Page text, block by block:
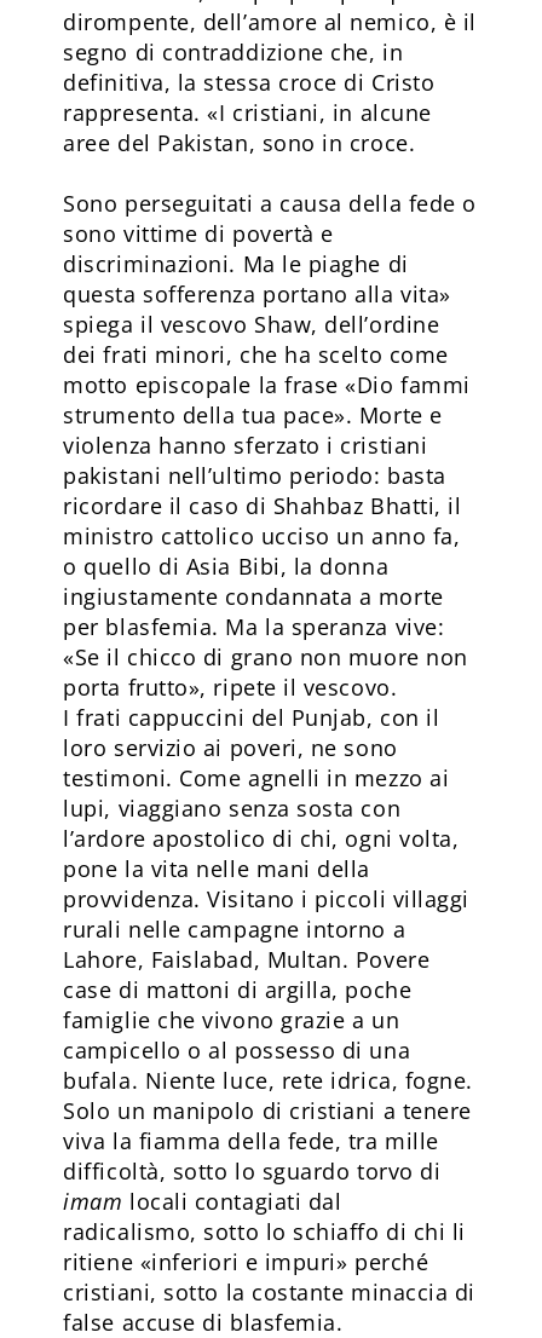
dirompente, dell’amore al nemico, è il
segno di contraddizione che, in
definitiva, la stessa croce di Cristo
rappresenta. «I cristiani, in alcune
aree del Pakistan, sono in croce.
Sono perseguitati a causa della fede o
sono vittime di povertà e
discriminazioni. Ma le piaghe di
questa sofferenza portano alla vita»
spiega il vescovo Shaw, dell’ordine
dei frati minori, che ha scelto come
motto episcopale la frase «Dio fammi
strumento della tua pace». Morte e
violenza hanno sferzato i cristiani
pakistani nell’ultimo periodo: basta
ricordare il caso di Shahbaz Bhatti, il
ministro cattolico ucciso un anno fa,
o quello di Asia Bibi, la donna
ingiustamente condannata a morte
per blasfemia. Ma la speranza vive:
«Se il chicco di grano non muore non
porta frutto», ripete il vescovo.
I frati cappuccini del Punjab, con il
loro servizio ai poveri, ne sono
testimoni. Come agnelli in mezzo ai
lupi, viaggiano senza sosta con
l’ardore apostolico di chi, ogni volta,
pone la vita nelle mani della
provvidenza. Visitano i piccoli villaggi
rurali nelle campagne intorno a
Lahore, Faislabad, Multan. Povere
case di mattoni di argilla, poche
famiglie che vivono grazie a un
campicello o al possesso di una
bufala. Niente luce, rete idrica, fogne.
Solo un manipolo di cristiani a tenere
viva la fiamma della fede, tra mille
difficoltà, sotto lo sguardo torvo di
imam locali contagiati dal
radicalismo, sotto lo schiaffo di chi li
ritiene «inferiori e impuri» perché
cristiani, sotto la costante minaccia di
false accuse di blasfemia.